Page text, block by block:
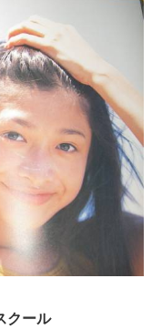
クール